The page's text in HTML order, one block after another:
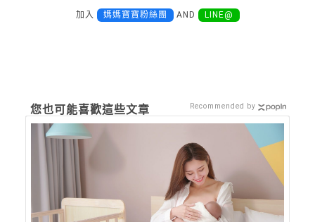
加入 媽媽寶寶粉絲團 AND LINE@
您也可能喜歡這些文章 Recommended by